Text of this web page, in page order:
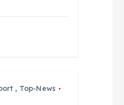
, Top-News